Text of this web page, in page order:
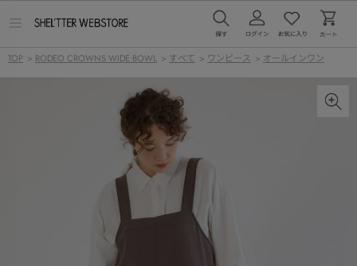
ー
を
TOP > RODEO CROWNS WIDE BOWL > すべて > ワンピース > オールインワン